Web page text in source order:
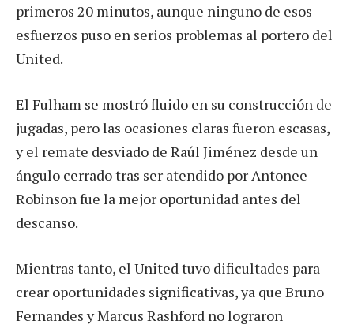
primeros 20 minutos, aunque ninguno de esos
esfuerzos puso en serios problemas al portero del
United.
El Fulham se mostró fluido en su construcción de
jugadas, pero las ocasiones claras fueron escasas,
y el remate desviado de Raúl Jiménez desde un
ángulo cerrado tras ser atendido por Antonee
Robinson fue la mejor oportunidad antes del
descanso.
Mientras tanto, el United tuvo dificultades para
crear oportunidades significativas, ya que Bruno
Fernandes y Marcus Rashford no lograron